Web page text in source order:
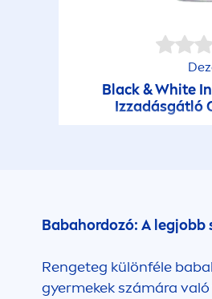
Black&White
Izzadásgátló
Babahordozó: A legjobb
Rengeteg különféle
gyermekek számára